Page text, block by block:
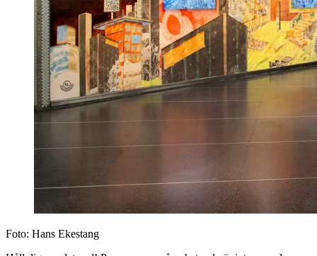
Foto: Hans Ekestang